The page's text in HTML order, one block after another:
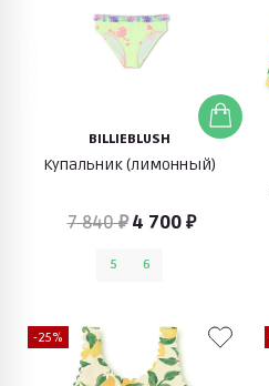
BILLIEBLUSH
Купальник (лимонный)
7 840 ₽ 4 700 ₽
5 6
-25%